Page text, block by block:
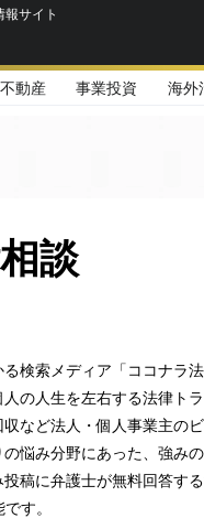
サイト
動産 事業投資 海外
談
検索メディア「ココナラ
の人生を左右する法律ト
など法人・個人事業主の
悩み分野にあった、強み
稿に弁護士が無料回答す
す。